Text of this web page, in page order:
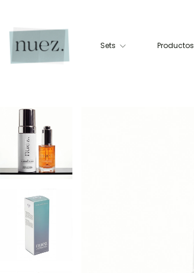
Sets Productos